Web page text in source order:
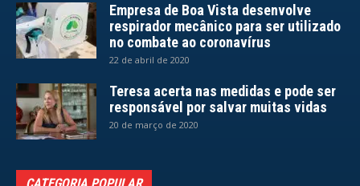
Empresa de Boa Vista desenvolve
respirador mecânico para ser utilizado
no combate ao coronavírus
22 de abril de 2020
Teresa acerta nas medidas e pode ser
responsável por salvar muitas vidas
20 de março de 2020
CATEGORIA POPULAR